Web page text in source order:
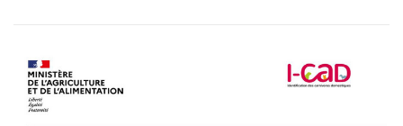
INFOS UTILES